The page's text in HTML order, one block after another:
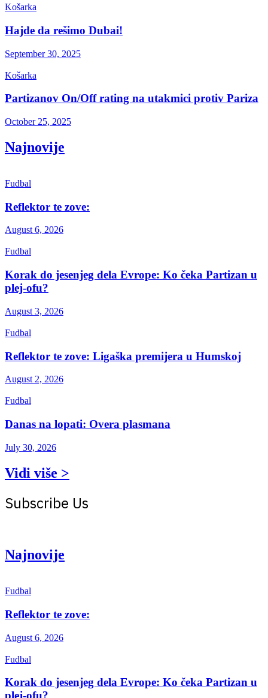
Košarka
Hajde da rešimo Dubai!
September 30, 2025
Košarka
Partizanov On/Off rating na utakmici protiv Pariza
October 25, 2025
Najnovije
Fudbal
Reflektor te zove:
August 6, 2026
Fudbal
Korak do jesenjeg dela Evrope: Ko čeka Partizan u
plej-ofu?
August 3, 2026
Fudbal
Reflektor te zove: Ligaška premijera u Humskoj
August 2, 2026
Fudbal
Danas na lopati: Overa plasmana
July 30, 2026
Vidi više >
Subscribe Us
Najnovije
Fudbal
Reflektor te zove:
August 6, 2026
Fudbal
Korak do jesenjeg dela Evrope: Ko čeka Partizan u